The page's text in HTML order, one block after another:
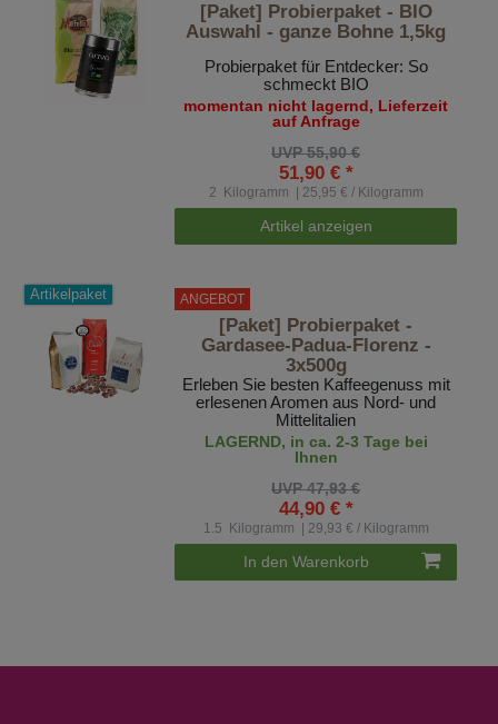
[Paket] Probierpaket - BIO
Auswahl - ganze Bohne 1,5kg
Probierpaket für Entdecker: So
schmeckt BIO
momentan nicht lagernd, Lieferzeit
auf Anfrage
UVP 55,90 €
51,90 € *
2 Kilogramm | 25,95 € / Kilogramm
Artikel anzeigen
Artikelpaket ANGEBOT
[Paket] Probierpaket -
Gardasee-Padua-Florenz -
3x500g
Erleben Sie besten Kaffeegenuss mit
erlesenen Aromen aus Nord- und
Mittelitalien
LAGERND, in ca. 2-3 Tage bei
Ihnen
UVP 47,93 €
44,90 € *
1.5 Kilogramm | 29,93 € / Kilogramm
In den Warenkorb